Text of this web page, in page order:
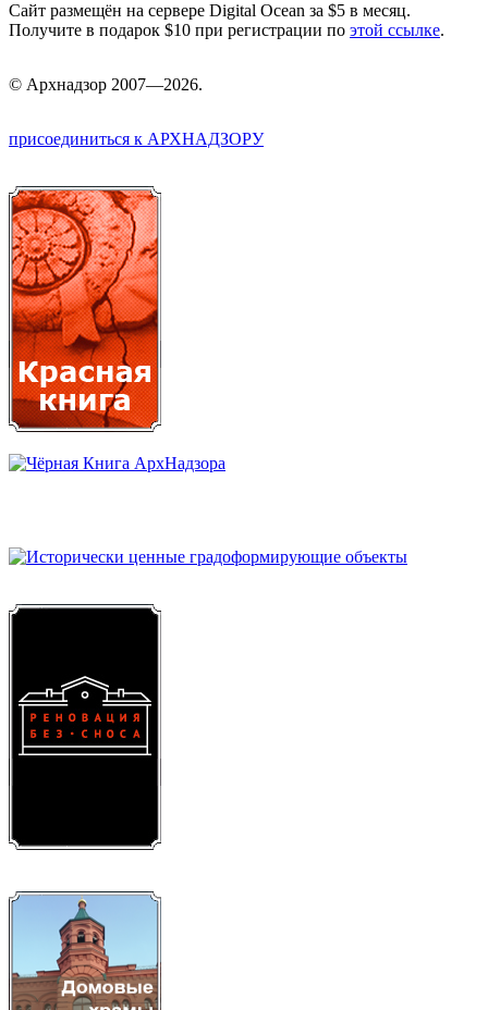
Сайт размещён на сервере Digital Ocean за $5 в месяц.
Получите в подарок $10 при регистрации по этой ссылке.
© Архнадзор 2007—2026.
присоединиться к АРХНАДЗОРУ